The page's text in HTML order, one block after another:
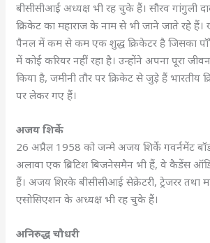
बीसीसीआई अध्यक्ष भी रह चुके हैं। सौरव गांगुली
क्रिकेट का महाराज के नाम से भी जाने जाते रहे
पैनल में कम से कम एक शुद्ध क्रिकेटर है जिसका
में कोई करियर नहीं रहा है। उन्होंने अपना पूरा
किया है, जमीनी तौर पर क्रिकेट से जुड़े हैं भारतीय
पर लेकर गए हैं।
अजय शिर्के
26 अप्रैल 1958 को जन्मे अजय शिर्के गवर्नमेंट
अलावा एक ब्रिटिश बिजनेसमैन भी हैं, वे कैडेंस
हैं। अजय शिरके बीसीसीआई सेक्रेटरी, ट्रेजरर तथा
एसोसिएशन के अध्यक्ष भी रह चुके हैं।
अनिरुद्ध चौधरी